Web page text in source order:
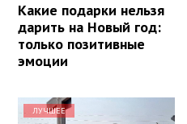
Какие подарки нельзя
дарить на Новый год:
только позитивные
эмоции
ЛУЧШЕЕ